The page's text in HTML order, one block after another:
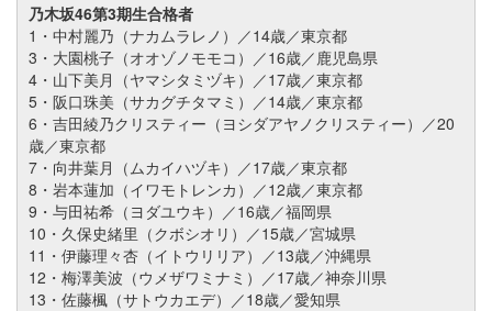
乃木坂46第3期生合格者
1・中村麗乃（ナカムラレノ）／14歳／東京都
3・大園桃子（オオゾノモモコ）／16歳／鹿児島県
4・山下美月（ヤマシタミヅキ）／17歳／東京都
5・阪口珠美（サカグチタマミ）／14歳／東京都
6・吉田綾乃クリスティー（ヨシダアヤノクリスティー）／20
歳／東京都
7・向井葉月（ムカイハヅキ）／17歳／東京都
8・岩本蓮加（イワモトレンカ）／12歳／東京都
9・与田祐希（ヨダユウキ）／16歳／福岡県
10・久保史緒里（クボシオリ）／15歳／宮城県
11・伊藤理々杏（イトウリリア）／13歳／沖縄県
12・梅澤美波（ウメザワミナミ）／17歳／神奈川県
13・佐藤楓（サトウカエデ）／18歳／愛知県